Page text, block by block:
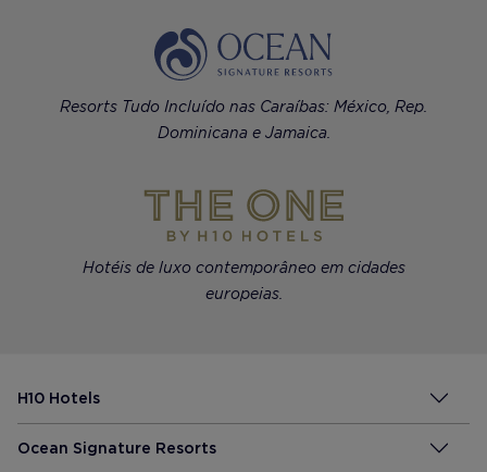
Resorts Tudo Incluído nas Caraíbas: México, Rep.
Dominicana e Jamaica.
Hotéis de luxo contemporâneo em cidades
europeias.
H10 Hotels
Ocean Signature Resorts